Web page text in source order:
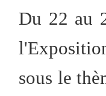
Du 22 au
sous le